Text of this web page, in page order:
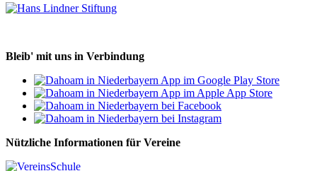
Bleib' mit uns in Verbindung
Nützliche Informationen für Vereine